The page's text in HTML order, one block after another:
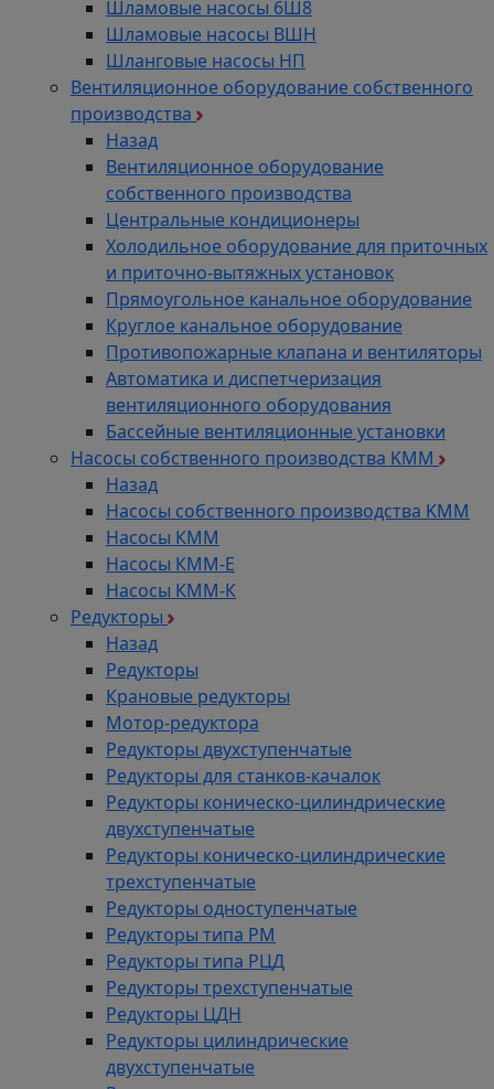
Шламовые насосы 6Ш8
Шламовые насосы ВШН
Шланговые насосы НП
Вентиляционное оборудование собственного
производства
Назад
Вентиляционное оборудование
собственного производства
Центральные кондиционеры
Холодильное оборудование для приточных
и приточно-вытяжных установок
Прямоугольное канальное оборудование
Круглое канальное оборудование
Противопожарные клапана и вентиляторы
Автоматика и диспетчеризация
вентиляционного оборудования
Бассейные вентиляционные установки
Насосы собственного производства KMM
Назад
Насосы собственного производства KMM
Насосы КММ
Насосы КММ-Е
Насосы КММ-К
Редукторы
Назад
Редукторы
Крановые редукторы
Мотор-редуктора
Редукторы двухступенчатые
Редукторы для станков-качалок
Редукторы коническо-цилиндрические
двухступенчатые
Редукторы коническо-цилиндрические
трехступенчатые
Редукторы одноступенчатые
Редукторы типа РМ
Редукторы типа РЦД
Редукторы трехступенчатые
Редукторы ЦДН
Редукторы цилиндрические
двухступенчатые